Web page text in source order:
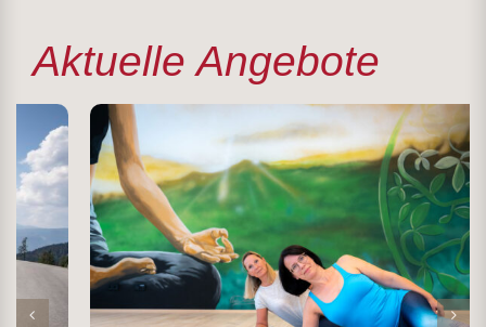
Aktuelle Angebote